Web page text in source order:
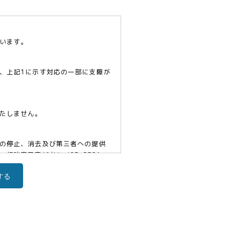
ます。
上記1に示す対応の一部に支障が
しません。
停止、消去及び第三者への提供
・相談窓口責任者(tel03-5321-
る